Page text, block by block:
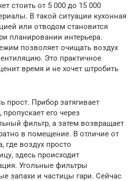
стоить от 5 000 до 15 000
В такой ситуации кухонная
или отводом становится
планировании интерьера.
позволяет очищать воздух
Это практичное
время и не хочет штробить
прост. Прибор затягивает
его через
фильтр, а затем возвращает
в помещение. В отличие от
где воздух просто
здесь происходит
Угольные фильтры
запахи и частицы гари. Сейчас